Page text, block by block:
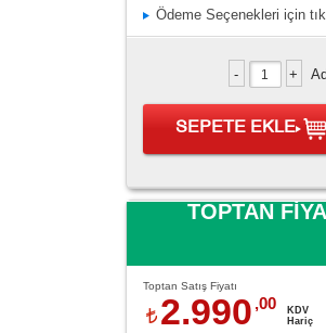
Ödeme Seçenekleri için
SEPETE EKLE
TOPTAN
Toptan Satış Fiyatı
2.990 ,00
KDV
Hariç